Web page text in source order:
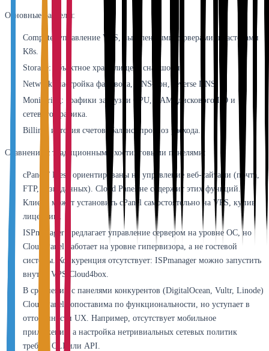
Основные разделы:
Compute: управление VPS, выделенными серверами, кластерами
K8s.
Storage: объектное хранилище и снапшоты.
Network: настройка файрвола, DNS-зон, reverse DNS.
Monitoring: графики загрузки CPU, RAM, дискового I/O и
сетевого трафика.
Billing: история счетов, баланс, прогноз расхода.
Сравнение с традиционными хостинговыми панелями:
cPanel / Plesk ориентированы на управление веб-сайтами (почта,
FTP, базы данных). Cloud Panel не содержит этих функций.
Клиент может установить cPanel самостоятельно на VPS, купив
лицензию.
ISPmanager предлагает управление сервером на уровне ОС, но
Cloud Panel работает на уровне гипервизора, а не гостевой
системы. Конкуренция отсутствует: ISPmanager можно запустить
внутри VPS Cloud4box.
В сравнении с панелями конкурентов (DigitalOcean, Vultr, Linode)
Cloud Panel сопоставима по функциональности, но уступает в
отточенности UX. Например, отсутствует мобильное
приложение, а настройка нетривиальных сетевых политик
требует CLI или API.